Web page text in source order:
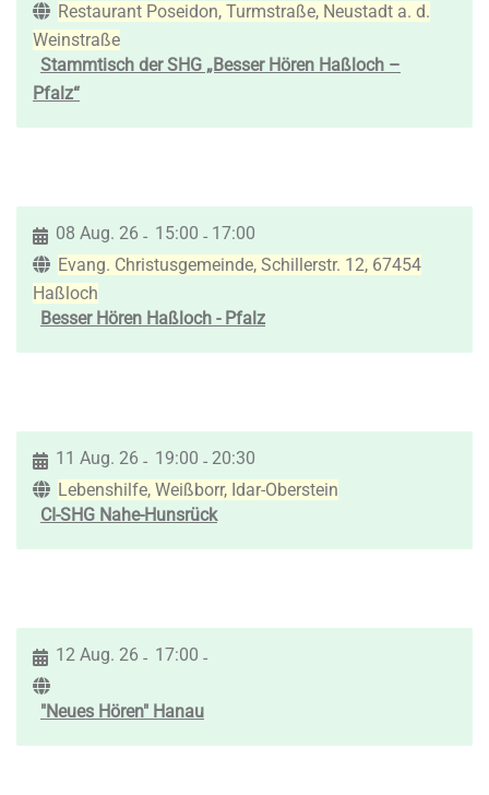
Restaurant Poseidon, Turmstraße, Neustadt a. d.
Weinstraße
Stammtisch der SHG „Besser Hören Haßloch –
Pfalz“
08 Aug. 26 - 15:00 - 17:00
Evang. Christusgemeinde, Schillerstr. 12, 67454
Haßloch
Besser Hören Haßloch - Pfalz
11 Aug. 26 - 19:00 - 20:30
Lebenshilfe, Weißborr, Idar-Oberstein
CI-SHG Nahe-Hunsrück
12 Aug. 26 - 17:00 -
"Neues Hören" Hanau